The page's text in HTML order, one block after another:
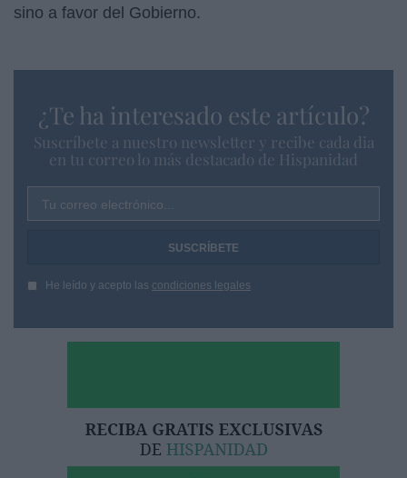
sino a favor del Gobierno.
¿Te ha interesado este artículo?
Suscríbete a nuestro newsletter y recibe cada dia
en tu correo lo más destacado de Hispanidad
Tu correo electrónico...
He leído y acepto las condiciones legales